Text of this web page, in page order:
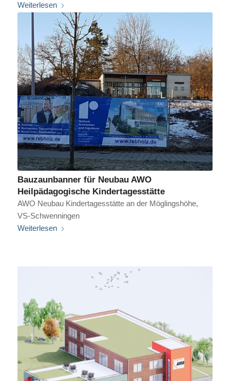
Weiterlesen
Bauzaunbanner für Neubau AWO
Heilpädagogische Kindertagesstätte
AWO Neubau Kindertagesstätte an der Möglingshöhe,
VS-Schwenningen
Weiterlesen